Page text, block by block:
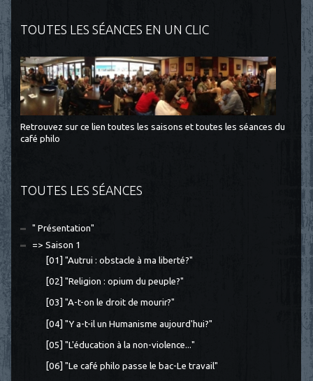
TOUTES LES SÉANCES EN UN CLIC
Retrouvez sur ce lien toutes les saisons et toutes les séances du
café philo
TOUTES LES SÉANCES
" Présentation"
=> Saison 1
[01] "Autrui : obstacle à ma liberté?"
[02] "Religion : opium du peuple?"
[03] "A-t-on le droit de mourir?"
[04] "Y a-t-il un Humanisme aujourd'hui?"
[05] "L'éducation à la non-violence..."
[06] "Le café philo passe le bac-Le travail"